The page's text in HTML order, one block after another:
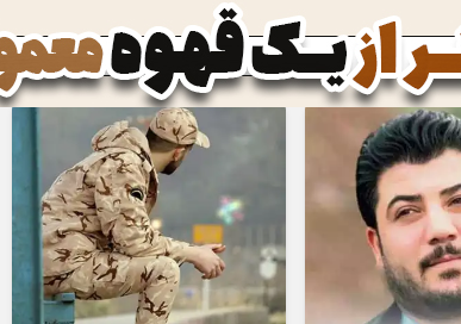
دانلود مداحیتماس با ما